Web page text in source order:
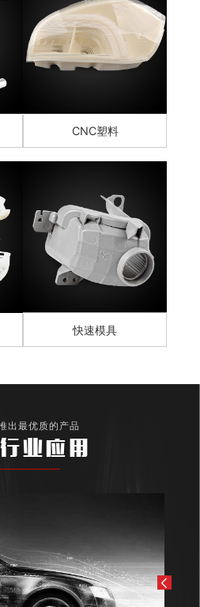
CNC塑料
快速模具
出最优质的产品
业应用